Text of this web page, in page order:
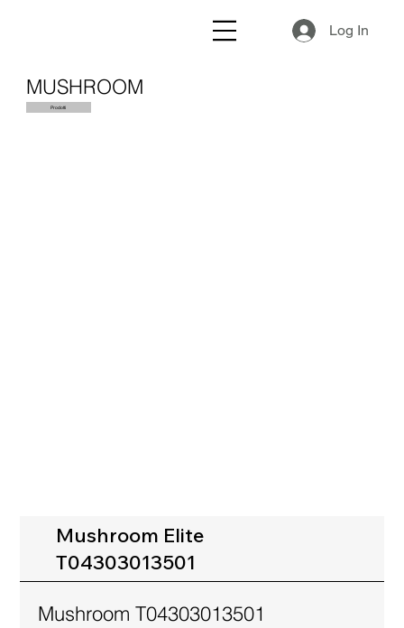
Log In
MUSHROOM
Prodotti
Mushroom Elite
T04303013501
Mushroom T04303013501